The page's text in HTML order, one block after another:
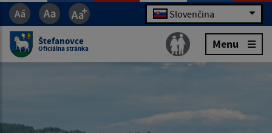
Slovenčina
Štefanovce
Oficiálna stránka Menu